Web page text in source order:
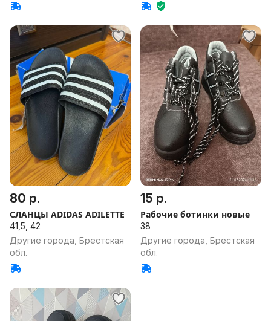
80 р.
СЛАНЦЫ ADIDAS ADILETTE
41,5, 42
Другие города, Брестская
обл.
15 р.
Рабочие ботинки новые
38
Другие города, Брестская
обл.